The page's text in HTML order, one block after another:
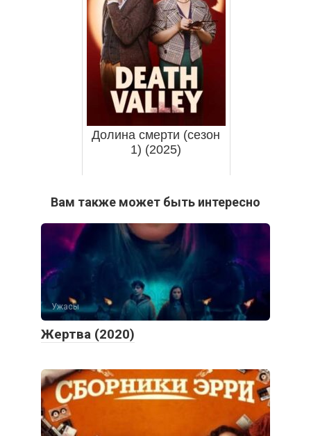
Долина смерти (сезон
1) (2025)
Вам также может быть интересно
Ужасы
Жертва (2020)